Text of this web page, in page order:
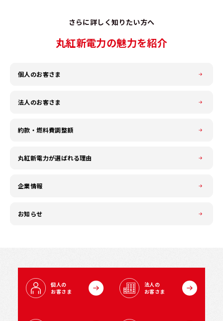
さらに詳しく知りたい方へ
丸紅新電力の魅力を紹介
個人のお客さま
法人のお客さま
約款・燃料費調整額
丸紅新電力が選ばれる理由
企業情報
お知らせ
個人の
お客さま
法人の
お客さま